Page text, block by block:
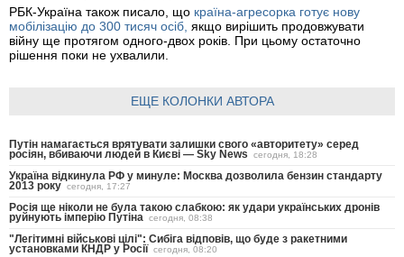
РБК-Україна також писало, що країна-агресорка готує нову
мобілізацію до 300 тисяч осіб, якщо вирішить продовжувати
війну ще протягом одного-двох років. При цьому остаточно
рішення поки не ухвалили.
ЕЩЕ КОЛОНКИ АВТОРА
Путін намагається врятувати залишки свого «авторитету» серед
росіян, вбиваючи людей в Києві — Sky News сегодня, 18:28
Україна відкинула РФ у минуле: Москва дозволила бензин стандарту
2013 року сегодня, 17:27
Росія ще ніколи не була такою слабкою: як удари українських дронів
руйнують імперію Путіна сегодня, 08:38
"Легітимні військові цілі": Сибіга відповів, що буде з ракетними
установками КНДР у Росії сегодня, 08:20